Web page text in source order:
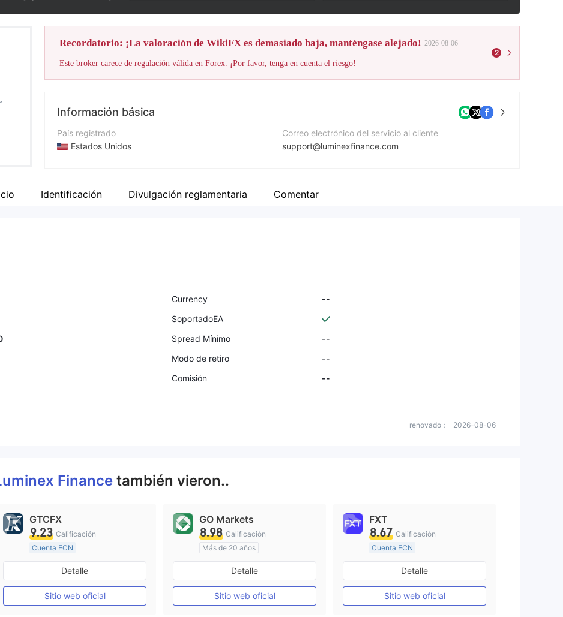
Recordatorio: ¡La valoración de WikiFX es demasiado baja, manténgase alejado! 2026-08-06
Este broker carece de regulación válida en Forex. ¡Por favor, tenga en cuenta el riesgo!
2
Información básica
País registrado
Estados Unidos
Empresa
Correo electrónico del servicio al cliente
support@luminexfinance.com
Dirección de la empresa
Identificación Divulgación reglamentaria Comentar
Currency
--
SoportadoEA
Spread Mínimo
--
Modo de retiro
--
Comisión
--
renovado： 2026-08-06
Finance también vieron..
GTCFX
9.23 Calificación
Cuenta ECN
De 15 a 20 años
Supervisión en Reino Unido
Creación Mercado Forex (MM)
Licencia completa de MT4
Detalle
Sitio web oficial
GO Markets
8.98 Calificación
Más de 20 años
Supervisión en Australia
cTrader
Detalle
Sitio web oficial
FXT
8.67 Calificación
Cuenta ECN
Más de 20 años
Supervisión en Australia
Creación Mercado Forex (MM)
Licencia completa de MT4
Detalle
Sitio web oficial